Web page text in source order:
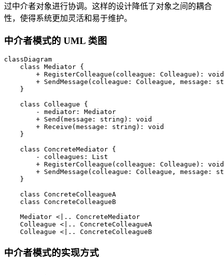
过中介者对象进行协调。这样的设计降低了对象之间的耦合
性，使得系统更加灵活和易于维护。
中介者模式的 UML 类图
classDiagram
    class Mediator {
        + RegisterColleague(colleague: Colleague): void
+ SendMessage(colleague: Colleague, message:
    }
    class Colleague {
        - mediator: Mediator
        + Send(message: string): void
        + Receive(message: string): void
    }
    class ConcreteMediator {
        - colleagues: List
        + RegisterColleague(colleague: Colleague): void
+ SendMessage(colleague: Colleague, message:
    }
    class ConcreteColleagueA
    class ConcreteColleagueB
    Mediator <|.. ConcreteMediator
    Colleague <|.. ConcreteColleagueA
    Colleague <|.. ConcreteColleagueB
中介者模式的实现方式